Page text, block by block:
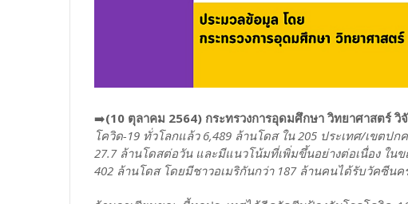
➡️(10 ตุลาคม 2564) กระทรวงการอุดมศึกษา วิทยาศาสตร์ วิ
โควิด-19 ทั่วโลกแล้ว 6,489 ล้านโดส ใน 205 ประเทศ/เขต
27.7 ล้านโดสต่อวัน และมีแนวโน้มที่เพิ่มขึ้นอย่างต่อเนื่อง ใ
402 ล้านโดส โดยมีชาวอเมริกันกว่า 187 ล้านคนได้รับวัคซีน